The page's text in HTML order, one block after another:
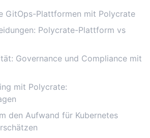
GitOps-Plattformen mit Polycrate
Polycrate-Plattform vs
Governance und Compliance mit
mit Polycrate:
den Aufwand für Kubernetes